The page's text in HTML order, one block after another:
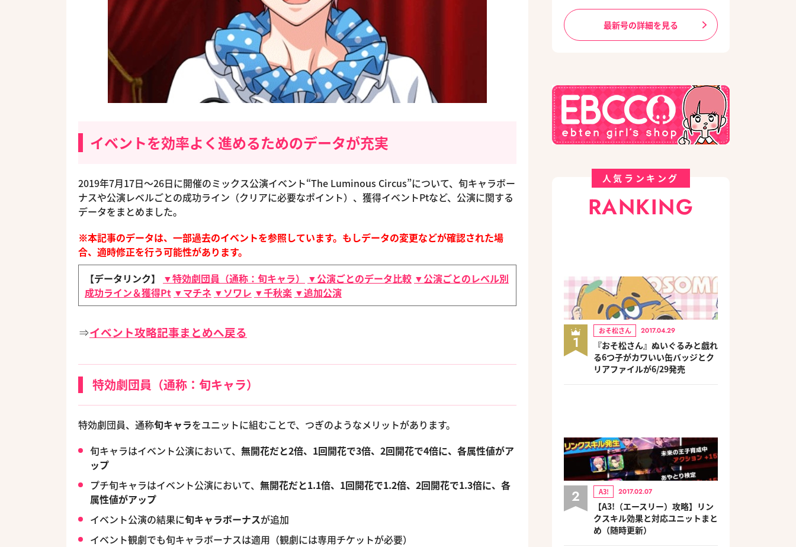
イベントを効率よく進めるためのデータが充実
2019年7月17日〜26日に開催のミックス公演イベント“The Luminous Circus”について、旬キャラボー
ナスや公演レベルごとの成功ライン（クリアに必要なポイント）、獲得イベントPtなど、公演に関する
データをまとめました。
※本記事のデータは、一部過去のイベントを参照しています。もしデータの変更などが確認された場
合、適時修正を行う可能性があります。
【データリンク】
▼特効劇団員（通称：旬キャラ） ▼公演ごとのデータ比較 ▼公演ごとのレベル別
成功ライン＆獲得Pt ▼マチネ ▼ソワレ ▼千秋楽 ▼追加公演
⇒イベント攻略記事まとめへ戻る
特効劇団員（通称：旬キャラ）
特効劇団員、通称旬キャラをユニットに組むことで、つぎのようなメリットがあります。
旬キャラはイベント公演において、 無開花だと2倍、1回開花で3倍、2回開花で4倍に、各属性値がア
ップ
プチ旬キャラはイベント公演において、 無開花だと1.1倍、1回開花で1.2倍、2回開花で1.3倍に、各
属性値がアップ
イベント公演の結果に旬キャラボーナスが追加
イベント観劇でも旬キャラボーナスは適用（観劇には専用チケットが必要）
最新号の詳細を見る
人気ランキング
RANKING
1
おそ松さん 2017.04.29
『おそ松さん』ぬいぐるみと戯れ
る6つ子がカワいい缶バッジとク
リアファイルが6/29発売
2 A3! 2017.02.07
【A3!（エースリー）攻略】リン
クスキル効果と対応ユニットまと
め（随時更新）